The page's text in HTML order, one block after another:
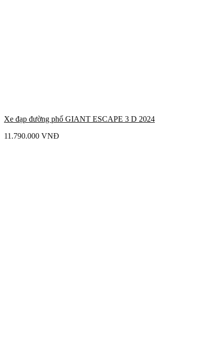
Xe đạp đường phố GIANT ESCAPE 3 D 2024
11.790.000 VNĐ